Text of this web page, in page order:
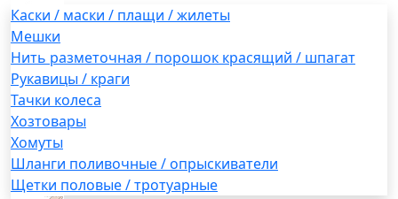
Каски / маски / плащи / жилеты
Мешки
Нить разметочная / порошок красящий / шпагат
Рукавицы / краги
Тачки колеса
Хозтовары
Хомуты
Шланги поливочные / опрыскиватели
Щетки половые / тротуарные